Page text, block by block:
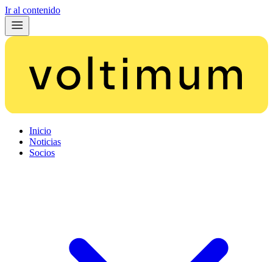
Ir al contenido
Inicio
Noticias
Socios